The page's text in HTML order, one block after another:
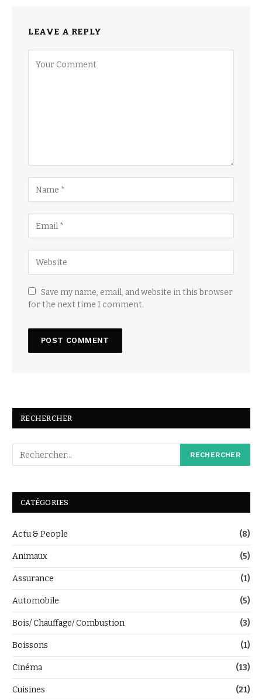
LEAVE A REPLY
Save my name, email, and website in this browser
for the next time I comment.
RECHERCHER
CATÉGORIES
Actu & People (8)
Animaux (5)
Assurance (1)
Automobile (5)
Bois/ Chauffage/ Combustion (3)
Boissons (1)
Cinéma (13)
Cuisines (21)